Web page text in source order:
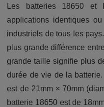
Les batteries 18650
applications identiques
industriels de tous les
plus grande différence
grande taille signifie plus
durée de vie de la
est de 21mm × 70mm
batterie 18650 est de